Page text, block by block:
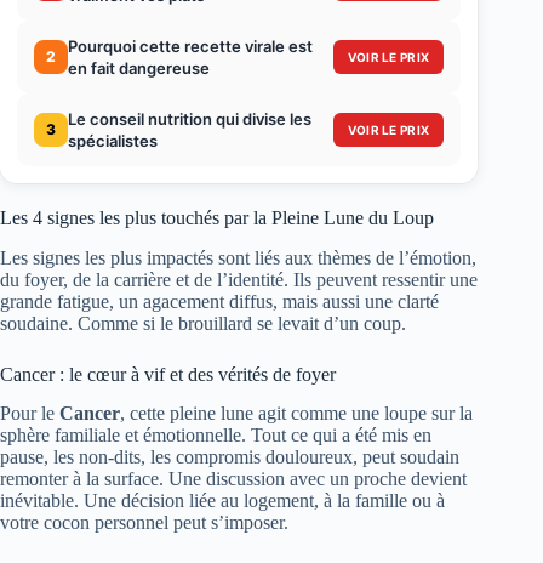
2
Pourquoi cette recette virale est
en fait dangereuse
VOIR LE PRIX
3
Le conseil nutrition qui divise les
spécialistes
VOIR LE PRIX
Les 4 signes les plus touchés par la Pleine Lune du Loup
Les signes les plus impactés sont liés aux thèmes de l’émotion,
du foyer, de la carrière et de l’identité. Ils peuvent ressentir une
grande fatigue, un agacement diffus, mais aussi une clarté
soudaine. Comme si le brouillard se levait d’un coup.
Cancer : le cœur à vif et des vérités de foyer
Pour le Cancer, cette pleine lune agit comme une loupe sur la
sphère familiale et émotionnelle. Tout ce qui a été mis en
pause, les non-dits, les compromis douloureux, peut soudain
remonter à la surface. Une discussion avec un proche devient
inévitable. Une décision liée au logement, à la famille ou à
votre cocon personnel peut s’imposer.